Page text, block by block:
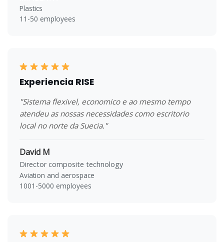
Plastics
11-50 employees
Experiencia RISE
"Sistema flexivel, economico e ao mesmo tempo
atendeu as nossas necessidades como escritorio
local no norte da Suecia."
David M
Director composite technology
Aviation and aerospace
1001-5000 employees